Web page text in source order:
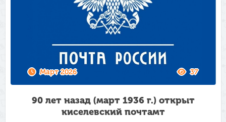
Март 2026 37
90 лет назад (март 1936 г.) открыт
киселевский почтамт